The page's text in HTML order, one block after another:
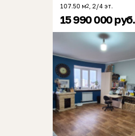
107.50 м2, 2/4 эт.
15 990 000 руб.